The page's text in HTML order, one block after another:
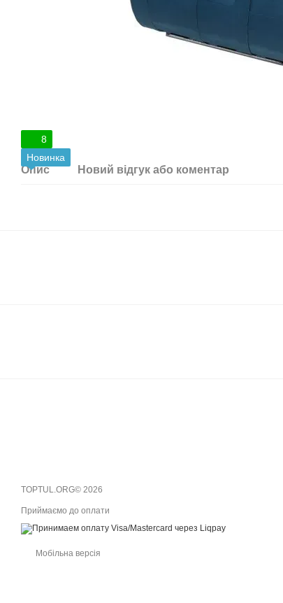
8
Новинка
Опис Новий відгук або коментар
TOPTUL.ORG© 2026
Приймаємо до оплати
Мобільна версія